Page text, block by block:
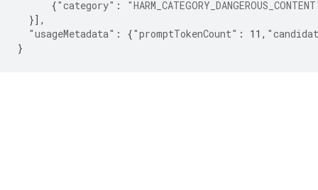
{"category" :
}],
"usageMetadata" : {"promptTokenCount" : 11 ,
}